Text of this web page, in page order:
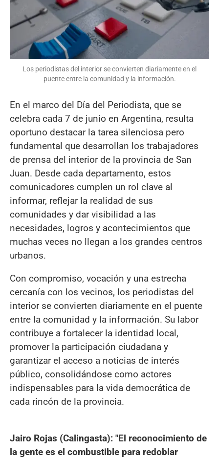
Los periodistas del interior se convierten diariamente en el
puente entre la comunidad y la información.
En el marco del Día del Periodista, que se
celebra cada 7 de junio en Argentina, resulta
oportuno destacar la tarea silenciosa pero
fundamental que desarrollan los trabajadores
de prensa del interior de la provincia de San
Juan. Desde cada departamento, estos
comunicadores cumplen un rol clave al
informar, reflejar la realidad de sus
comunidades y dar visibilidad a las
necesidades, logros y acontecimientos que
muchas veces no llegan a los grandes centros
urbanos.
Con compromiso, vocación y una estrecha
cercanía con los vecinos, los periodistas del
interior se convierten diariamente en el puente
entre la comunidad y la información. Su labor
contribuye a fortalecer la identidad local,
promover la participación ciudadana y
garantizar el acceso a noticias de interés
público, consolidándose como actores
indispensables para la vida democrática de
cada rincón de la provincia.
Jairo Rojas (Calingasta): "El reconocimiento de
la gente es el combustible para redoblar